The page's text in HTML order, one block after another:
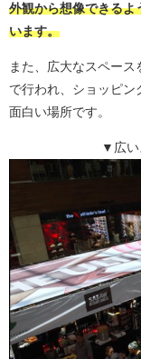
外観から想像できるよ
います。
また、広大なスペー
で行われ、ショッピン
面白い場所です。
▼広い